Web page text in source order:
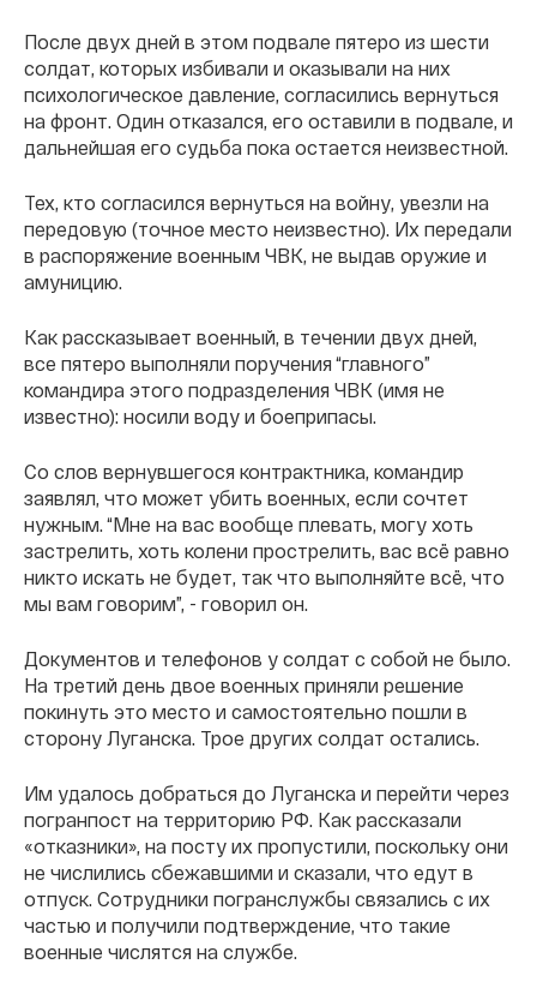
После двух дней в этом подвале пятеро из шести
солдат, которых избивали и оказывали на них
психологическое давление, согласились вернуться
на фронт. Один отказался, его оставили в подвале, и
дальнейшая его судьба пока остается неизвестной.
Тех, кто согласился вернуться на войну, увезли на
передовую (точное место неизвестно). Их передали
в распоряжение военным ЧВК, не выдав оружие и
амуницию.
Как рассказывает военный, в течении двух дней,
все пятеро выполняли поручения “главного”
командира этого подразделения ЧВК (имя не
известно): носили воду и боеприпасы.
Со слов вернувшегося контрактника, командир
заявлял, что может убить военных, если сочтет
нужным. “Мне на вас вообще плевать, могу хоть
застрелить, хоть колени прострелить, вас всё равно
никто искать не будет, так что выполняйте всё, что
мы вам говорим”, - говорил он.
Документов и телефонов у солдат с собой не было.
На третий день двое военных приняли решение
покинуть это место и самостоятельно пошли в
сторону Луганска. Трое других солдат остались.
Им удалось добраться до Луганска и перейти через
погранпост на территорию РФ. Как рассказали
«отказники», на посту их пропустили, поскольку они
не числились сбежавшими и сказали, что едут в
отпуск. Сотрудники погранслужбы связались с их
частью и получили подтверждение, что такие
военные числятся на службе.